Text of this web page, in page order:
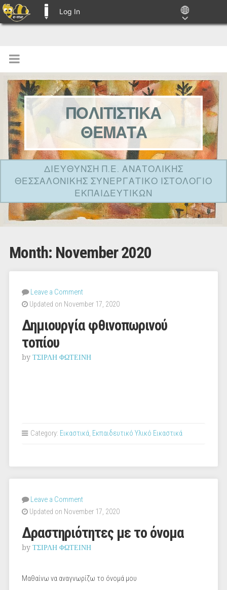
Log In
ΠΟΛΙΤΙΣΤΙΚΑ
ΘΕΜΑΤΑ
ΔΙΕΥΘΥΝΣΗ Π.Ε. ΑΝΑΤΟΛΙΚΗΣ
ΘΕΣΣΑΛΟΝΙΚΗΣ ΣΥΝΕΡΓΑΤΙΚΟ ΙΣΤΟΛΟΓΙΟ
ΕΚΠΑΙΔΕΥΤΙΚΩΝ
Month: November 2020
Leave a Comment
Updated on November 17, 2020
Δημιουργία φθινοπωρινού
τοπίου
by ΤΣΙΡΛΗ ΦΩΤΕΙΝΗ
Category: Εικαστικά, Εκπαιδευτικό Υλικό Εικαστικά
Leave a Comment
Updated on November 17, 2020
Δραστηριότητες με το όνομα
by ΤΣΙΡΛΗ ΦΩΤΕΙΝΗ
Μαθαίνω να αναγνωρίζω το όνομά μου